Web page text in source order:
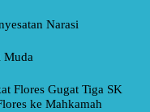
Narasi
Muda
Flores Gugat Tiga SK
ke Mahkamah